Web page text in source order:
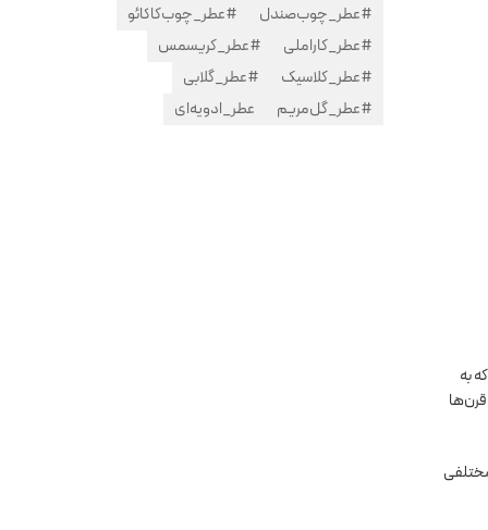
به
#عطر_چوب‌صندل
#عطر_چوب‌کاکائو
#عطر_کاراملی
#عطر_کریسمس
#عطر_کلاسیک
#عطر_گلابی
#عطر_گل‌مریم
عطر_ادویه‌ای